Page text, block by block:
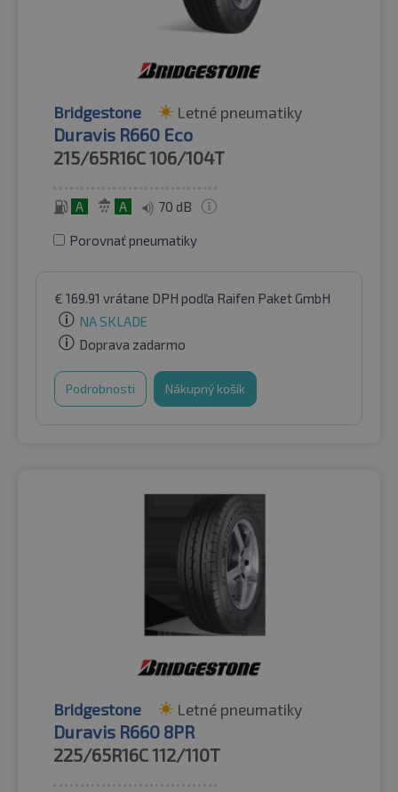
Bridgestone Letné pneumatiky
Duravis R660 Eco
215/65R16C106/104T
A A 70 dB
Porovnať pneumatiky
€ 169.91 vrátane DPH podľa Raifen Paket GmbH
NA SKLADE
Doprava zadarmo
Podrobnosti Nákupný košík
Bridgestone Letné pneumatiky
Duravis R660 8PR
225/65R16C112/110T